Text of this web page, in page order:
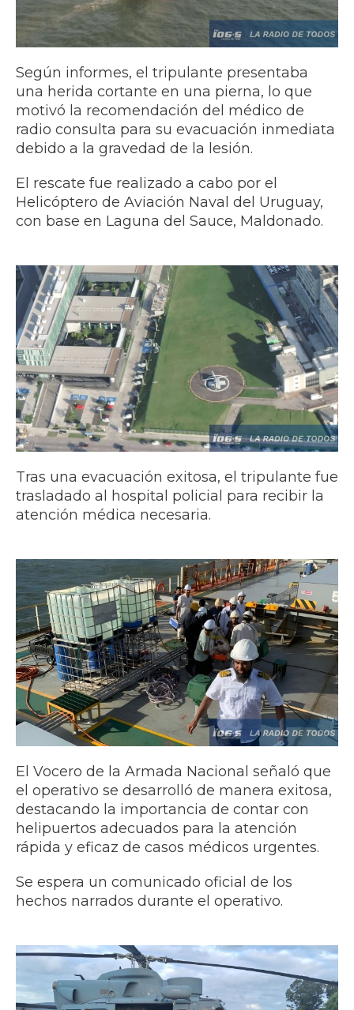
Según informes, el tripulante presentaba
una herida cortante en una pierna, lo que
motivó la recomendación del médico de
radio consulta para su evacuación inmediata
debido a la gravedad de la lesión.
El rescate fue realizado a cabo por el
Helicóptero de Aviación Naval del Uruguay,
con base en Laguna del Sauce, Maldonado.
Tras una evacuación exitosa, el tripulante fue
trasladado al hospital policial para recibir la
atención médica necesaria.
El Vocero de la Armada Nacional señaló que
el operativo se desarrolló de manera exitosa,
destacando la importancia de contar con
helipuertos adecuados para la atención
rápida y eficaz de casos médicos urgentes.
Se espera un comunicado oficial de los
hechos narrados durante el operativo.